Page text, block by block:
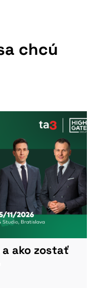
chcú
ako zostať